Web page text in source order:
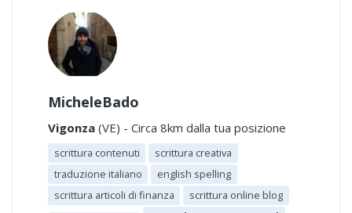
MicheleBado
Vigonza (VE) - Circa 8km dalla tua posizione
scrittura contenuti
scrittura creativa
traduzione italiano
english spelling
scrittura articoli di finanza
scrittura online blog